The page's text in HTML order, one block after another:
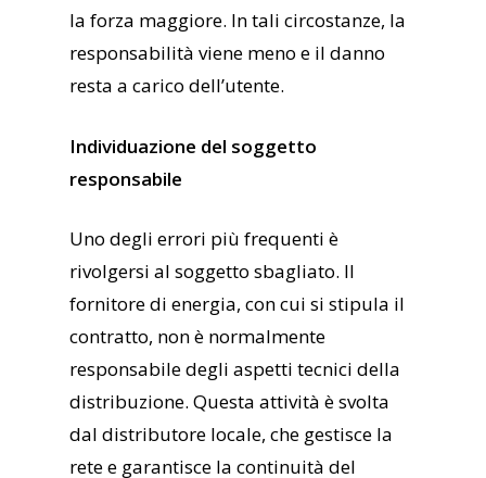
la forza maggiore. In tali circostanze, la
responsabilità viene meno e il danno
resta a carico dell’utente.
Individuazione del soggetto
responsabile
Uno degli errori più frequenti è
rivolgersi al soggetto sbagliato. Il
fornitore di energia, con cui si stipula il
contratto, non è normalmente
responsabile degli aspetti tecnici della
distribuzione. Questa attività è svolta
dal distributore locale, che gestisce la
rete e garantisce la continuità del